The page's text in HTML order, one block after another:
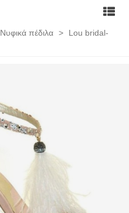
Νυφικά πέδιλα >
Lou bridal-